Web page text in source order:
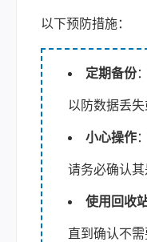
以下预防措施：
定期备份
以防数据丢失
小心操作
请务必确认其
使用回收
直到确认不需